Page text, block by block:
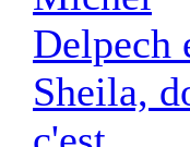
Delpech
Sheila,